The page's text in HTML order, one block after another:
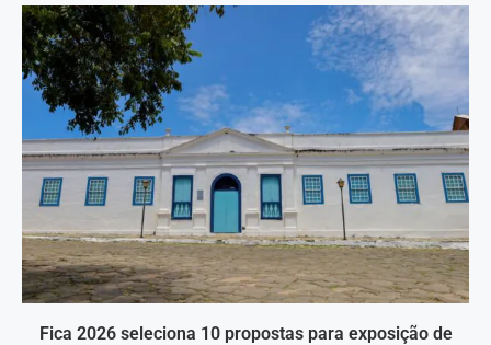
Fica 2026 seleciona 10 propostas para exposição de